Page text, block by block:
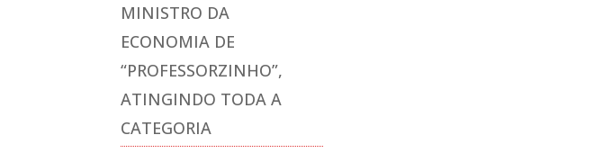
MINISTRO DA
ECONOMIA DE
“PROFESSORZINHO”,
ATINGINDO TODA A
CATEGORIA